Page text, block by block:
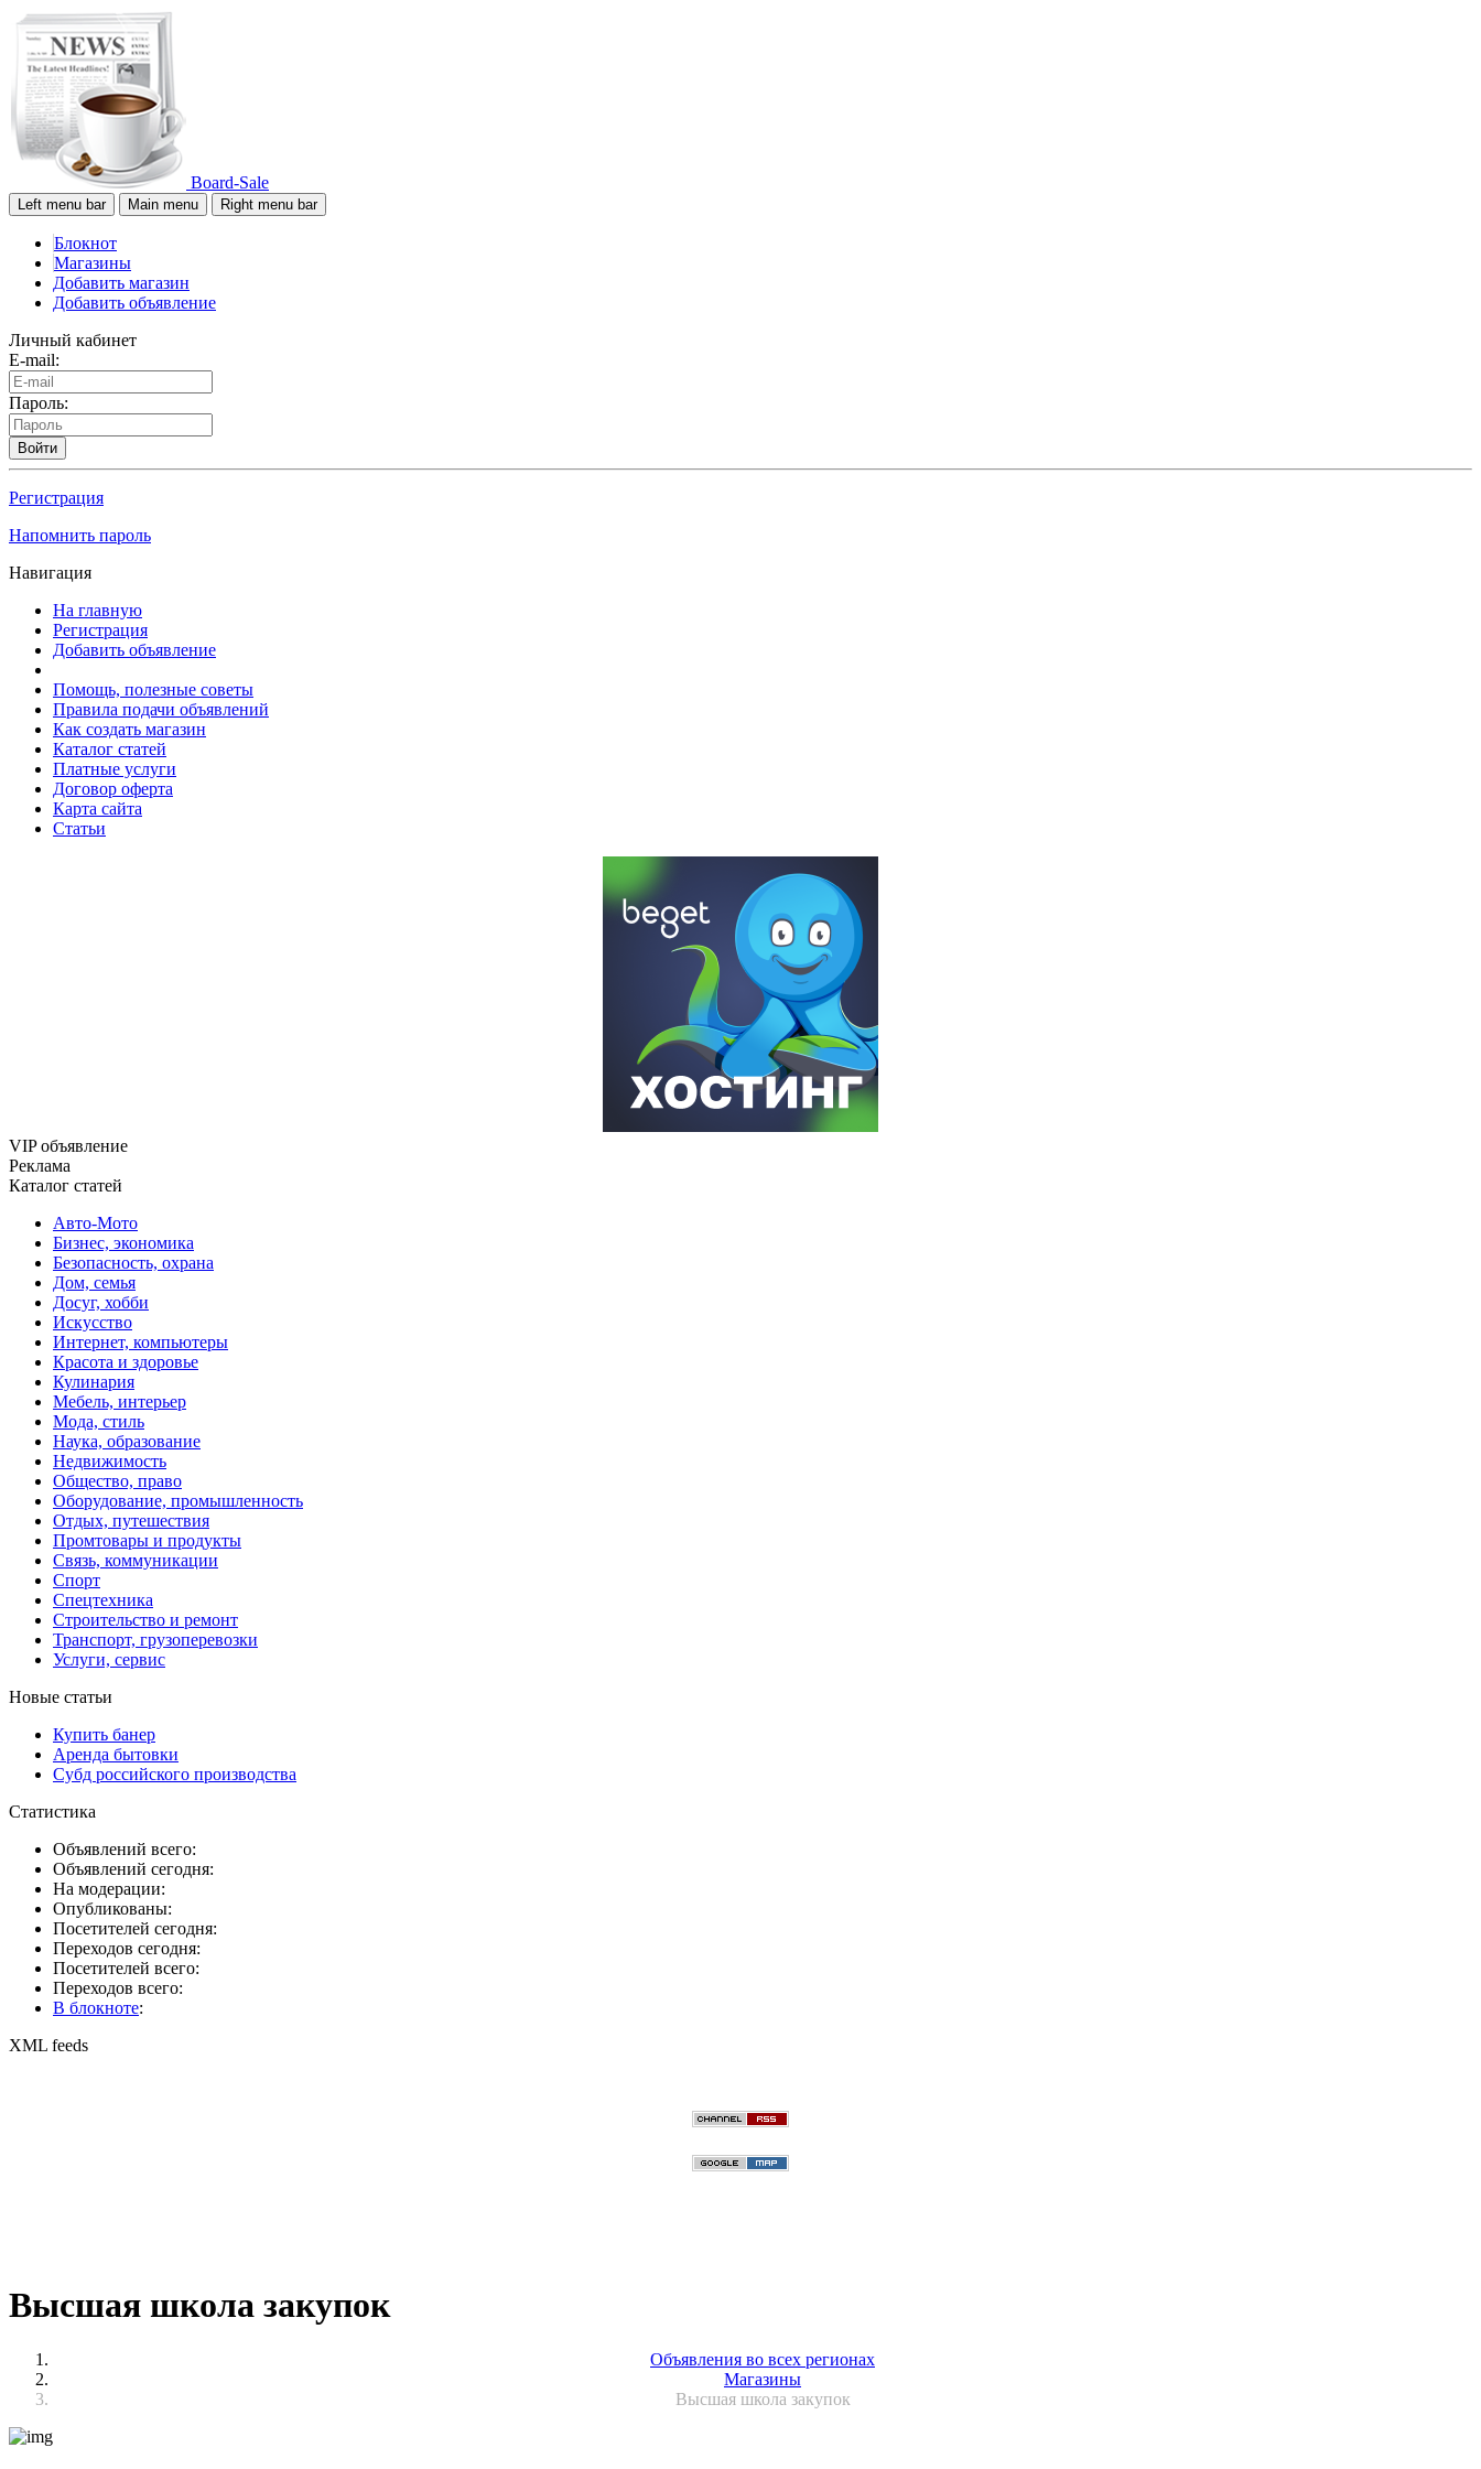
Board-Sale
Left menu bar Main menu Right menu bar
Блокнот
Магазины
Добавить магазин
Добавить объявление
Личный кабинет
E-mail:
Пароль:
Войти
Регистрация
Напомнить пароль
Навигация
На главную
Регистрация
Добавить объявление
Помощь, полезные советы
Правила подачи объявлений
Как создать магазин
Каталог статей
Платные услуги
Договор оферта
Карта сайта
Статьи
VIP объявление
Реклама
Каталог статей
Авто-Мото
Бизнес, экономика
Безопасность, охрана
Дом, семья
Досуг, хобби
Искусство
Интернет, компьютеры
Красота и здоровье
Кулинария
Мебель, интерьер
Мода, стиль
Наука, образование
Недвижимость
Общество, право
Оборудование, промышленность
Отдых, путешествия
Промтовары и продукты
Связь, коммуникации
Спорт
Спецтехника
Строительство и ремонт
Транспорт, грузоперевозки
Услуги, сервис
Новые статьи
Купить банер
Аренда бытовки
Субд российского производства
Статистика
Объявлений всего:
Объявлений сегодня:
На модерации:
Опубликованы:
Посетителей сегодня:
Переходов сегодня:
Посетителей всего:
Переходов всего:
В блокноте:
XML feeds
Высшая школа закупок
Объявления во всех регионах
Магазины
Высшая школа закупок